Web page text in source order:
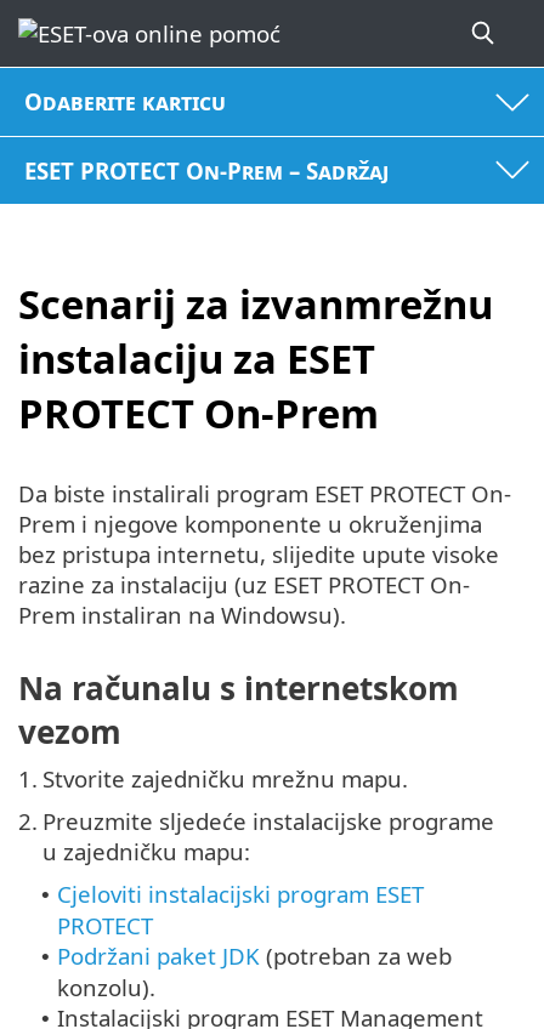
Odaberite karticu
ESET PROTECT On-Prem – Sadržaj
Scenarij za izvanmrežnu
instalaciju za ESET
PROTECT On-Prem
Da biste instalirali program ESET PROTECT On-
Prem i njegove komponente u okruženjima
bez pristupa internetu, slijedite upute visoke
razine za instalaciju (uz ESET PROTECT On-
Prem instaliran na Windowsu).
Na računalu s internetskom
vezom
1. Stvorite zajedničku mrežnu mapu.
2. Preuzmite sljedeće instalacijske programe
u zajedničku mapu:
• Cjeloviti instalacijski program ESET
PROTECT
• Podržani paket JDK (potreban za web
konzolu).
• Instalacijski program ESET Management